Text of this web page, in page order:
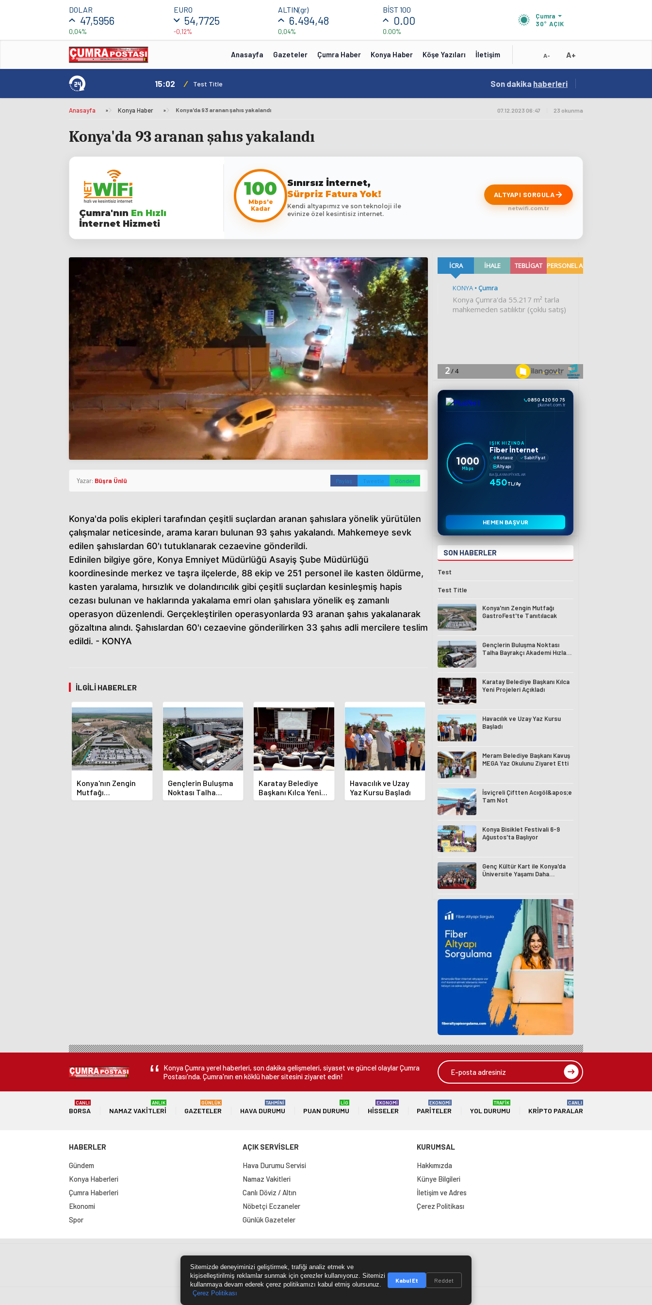
DOLAR
47,5956
0,04%
EURO
54,7725
-0,12%
ALTIN(gr)
6.494,48
0,04%
BİST 100
0.00
0.00%
Çumra
30° AÇIK
Anasayfa Gazeteler Çumra Haber Konya Haber Köşe Yazıları İletişim A- A+
15:02 / Test Title 19:01 / Konya'nın Zengin Mutfağı GastroFest'te
Son dakika haberleri
Anasayfa » Konya Haber » Konya'da 93 aranan şahıs yakalandı 07.12.2023 06:47 23 okunma
Konya'da 93 aranan şahıs yakalandı
Çumra'nın En Hızlı
İnternet Hizmeti
100
Mbps'e
Kadar
Sınırsız İnternet,
Sürpriz Fatura Yok!
Kendi altyapımız ve son teknoloji ile
evinize özel kesintisiz internet.
ALTYAPI SORGULA
netwifi.com.tr
Yazar: Büşra Ünlü Paylaş Tweetle Gönder
Konya'da polis ekipleri tarafından çeşitli suçlardan aranan şahıslara yönelik yürütülen
çalışmalar neticesinde, arama kararı bulunan 93 şahıs yakalandı. Mahkemeye sevk
edilen şahıslardan 60'ı tutuklanarak cezaevine gönderildi.
Edinilen bilgiye göre, Konya Emniyet Müdürlüğü Asayiş Şube Müdürlüğü
koordinesinde merkez ve taşra ilçelerde, 88 ekip ve 251 personel ile kasten öldürme,
kasten yaralama, hırsızlık ve dolandırıcılık gibi çeşitli suçlardan kesinleşmiş hapis
cezası bulunan ve haklarında yakalama emri olan şahıslara yönelik eş zamanlı
operasyon düzenlendi. Gerçekleştirilen operasyonlarda 93 aranan şahıs yakalanarak
gözaltına alındı. Şahıslardan 60'ı cezaevine gönderilirken 33 şahıs adli mercilere teslim
edildi. - KONYA
İLGILI HABERLER
Konya'nın Zengin
Mutfağı
GastroFest'te
Gençlerin Buluşma
Noktası Talha
Bayrakçı Akademi
Karatay Belediye
Başkanı Kılca Yeni
Projeleri Açıkladı
Havacılık ve Uzay
Yaz Kursu Başladı
0850 420 50 75
plusnet.com.tr
1000
Mbps
IŞIK HIZINDA
Fiber İnternet
Kotasız
Sabit Fiyat
Altyapı
BAŞLAYAN FIYATLAR
450TL/Ay
HEMEN BAŞVUR
SON HABERLER
Test
Test Title
Konya'nın Zengin Mutfağı
GastroFest'te Tanıtılacak
Gençlerin Buluşma Noktası
Talha Bayrakçı Akademi Hızla
Karatay Belediye Başkanı Kılca
Yeni Projeleri Açıkladı
Havacılık ve Uzay Yaz Kursu
Başladı
Meram Belediye Başkanı Kavuş
MEGA Yaz Okulunu Ziyaret Etti
İsviçreli Çiftten Acıgöl&apos;e
Tam Not
Konya Bisiklet Festivali 6-9
Ağustos'ta Başlıyor
Genç Kültür Kart ile Konya'da
Üniversite Yaşamı Daha
Konya Çumra yerel haberleri, son dakika gelişmeleri, siyaset ve güncel olaylar Çumra
Postası'nda. Çumra'nın en köklü haber sitesini ziyaret edin!
BORSA
CANLI
NAMAZ VAKITLERI
ANLIK
GAZETELER
GÜNLÜK
HAVA DURUMU
TAHMİNİ
PUAN DURUMU
LİG
HISSELER
EKONOMİ
PARITELER
EKONOMİ
YOL DURUMU
TRAFİK
KRIPTO PARALAR
CANLI
HABERLER
Gündem
Konya Haberleri
Çumra Haberleri
Ekonomi
Spor
AÇIK SERVİSLER
Hava Durumu Servisi
Namaz Vakitleri
Canlı Döviz / Altın
Nöbetçi Eczaneler
Günlük Gazeteler
KURUMSAL
Hakkımızda
Künye Bilgileri
İletişim ve Adres
Çerez Politikası
Site Haritası RSS Kaynağı Çumra Postası
Sitemizde deneyiminizi geliştirmek, trafiği analiz etmek ve
kişiselleştirilmiş reklamlar sunmak için çerezler kullanıyoruz. Sitemizi
kullanmaya devam ederek çerez politikamızı kabul etmiş olursunuz.
Çerez Politikası
Kabul Et Reddet